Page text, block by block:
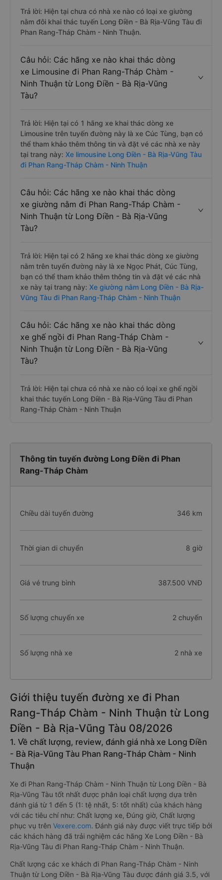
Trả lời: Hiện tại chưa có nhà xe nào có loại xe giường
nằm đôi khai thác tuyến Long Điền - Bà Rịa-Vũng Tàu đi
Phan Rang-Tháp Chàm - Ninh Thuận.
Câu hỏi: Các hãng xe nào khai thác dòng
xe Limousine đi Phan Rang-Tháp Chàm -
Ninh Thuận từ Long Điền - Bà Rịa-Vũng
Tàu?
Trả lời: Hiện tại có 1 hãng xe khai thác dòng xe
Limousine trên tuyến đường này là xe Cúc Tùng, bạn có
thể tham khảo thêm thông tin và đặt vé các nhà xe này
tại trang này: Xe limousine Long Điền - Bà Rịa-Vũng Tàu
đi Phan Rang-Tháp Chàm - Ninh Thuận
Câu hỏi: Các hãng xe nào khai thác dòng
xe giường nằm đi Phan Rang-Tháp Chàm -
Ninh Thuận từ Long Điền - Bà Rịa-Vũng
Tàu?
Trả lời: Hiện tại có 2 hãng xe khai thác dòng xe giường
nằm trên tuyến đường này là xe Ngọc Phát, Cúc Tùng,
bạn có thể tham khảo thêm thông tin và đặt vé các nhà
xe này tại trang này: Xe giường nằm Long Điền - Bà Rịa-
Vũng Tàu đi Phan Rang-Tháp Chàm - Ninh Thuận
Câu hỏi: Các hãng xe nào khai thác dòng
xe ghế ngồi đi Phan Rang-Tháp Chàm -
Ninh Thuận từ Long Điền - Bà Rịa-Vũng
Tàu?
Trả lời: Hiện tại chưa có nhà xe nào có loại xe ghế ngồi
khai thác tuyến Long Điền - Bà Rịa-Vũng Tàu đi Phan
Rang-Tháp Chàm - Ninh Thuận
Thông tin tuyến đường Long Điền đi Phan
Rang-Tháp Chàm
Chiều dài tuyến đường 346 km
Thời gian di chuyển 8 giờ
Giá vé trung bình 387.500 VNĐ
Số lượng chuyến xe 2 chuyến
Số lượng nhà xe 2 nhà xe
Giới thiệu tuyến đường xe đi Phan
Rang-Tháp Chàm - Ninh Thuận từ Long
Điền - Bà Rịa-Vũng Tàu 08/2026
1. Về chất lượng, review, đánh giá nhà xe Long Điền
- Bà Rịa-Vũng Tàu Phan Rang-Tháp Chàm - Ninh
Thuận
Xe đi Phan Rang-Tháp Chàm - Ninh Thuận từ Long Điền - Bà
Rịa-Vũng Tàu tốt nhất được phân loại chất lượng dựa trên
đánh giá từ 1 đến 5 (1: tệ nhất, 5: tốt nhất) của khách hàng
với các tiêu chí như: Chất lượng xe, Đúng giờ, Chất lượng
phục vụ trên Vexere.com. Đánh giá này được viết trực tiếp bởi
các khách hàng đã trải nghiệm các hãng Xe Long Điền - Bà
Rịa-Vũng Tàu đi Phan Rang-Tháp Chàm - Ninh Thuận.
Chất lượng các xe khách đi Phan Rang-Tháp Chàm - Ninh
Thuận từ Long Điền - Bà Rịa-Vũng Tàu được đánh giá 3.5, với